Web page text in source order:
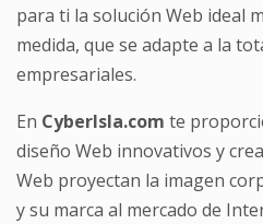
para ti la solución Web ideal
medida, que se adapte a la
empresariales.
En CyberIsla.com te
diseño Web innovativos y
Web proyectan la imagen
y su marca al mercado de